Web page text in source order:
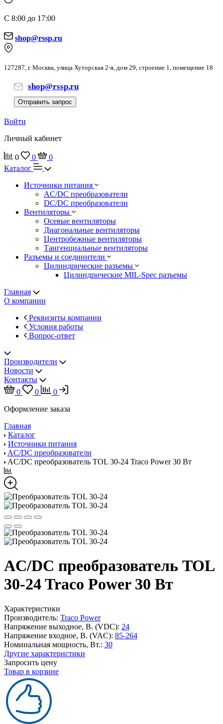
С 8:00 до 17:00
shop@rssp.ru
127287, г. Москва, улица Хуторская 2-я, дом 29, строение 1, помещение 18
shop@rssp.ru
Отправить запрос
Войти
Личный кабинет
0 0
0
Каталог
Источники питания
AC/DC преобразователи
DC/DC преобразователи
Вентиляторы
Осевые вентиляторы
Диагональные вентиляторы
Центробежные вентиляторы
Тангенциальные вентиляторы
Разъемы и соединители
Цилиндрические разъемы
Цилиндрические MIL-Spec разъемы
Главная
О компании
Реквизиты компании
Условия работы
Вопрос-ответ
Производители
Новости
Контакты
0
0
0
Оформление заказа
Главная
Каталог
Источники питания
AC/DC преобразователи
AC/DC преобразователь TOL 30-24 Traco Power 30 Вт
AC/DC преобразователь TOL
30-24 Traco Power 30 Вт
Характеристики
Производитель: Traco Power
Напряжение выходное, В. (VDC): 24
Напряжение входное, В. (VAC): 85-264
Номинальная мощность, Вт.: 30
Другие характеристики
Запросить цену
Товар в корзине